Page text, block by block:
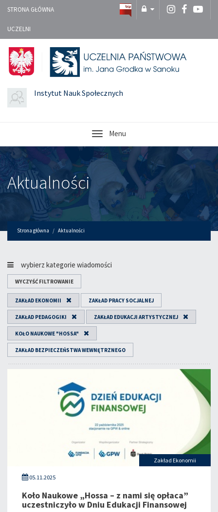
STRONA GŁÓWNA
UCZELNI
Instytut Nauk Społecznych
Menu
Aktualności
Strona główna Aktualności
wybierz kategorie wiadomości
WYCZYŚĆ FILTROWANIE
ZAKŁAD EKONOMII ZAKŁAD PRACY SOCJALNEJ
ZAKŁAD PEDAGOGIKI ZAKŁAD EDUKACJI ARTYSTYCZNEJ
KOŁO NAUKOWE "HOSSA"
ZAKŁAD BEZPIECZEŃSTWA WEWNĘTRZNEGO
Zakład Ekonomii
05.11.2025
Koło Naukowe „Hossa – z nami się opłaca”
uczestniczyło w Dniu Edukacji Finansowej